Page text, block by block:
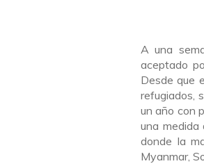
A una
aceptado
Desde que
refugiados,
un año con
una
donde la
Myanmar,